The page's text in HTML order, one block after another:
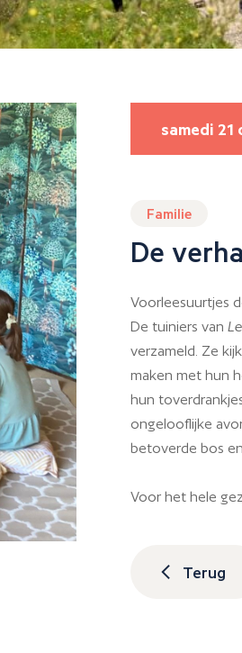
samedi
Familie
De
Voorleesuurtjes
De tuiniers van
verzameld. Ze
maken met hun
hun
ongelooflijke
betoverde bos
Voor het hele
Terug